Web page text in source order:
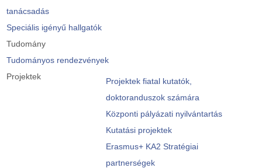
tanácsadás
Speciális igényű hallgatók
Tudomány
Tudományos rendezvények
Projektek
Projektek fiatal kutatók,
doktoranduszok számára
Központi pályázati nyilvántartás
Kutatási projektek
Erasmus+ KA2 Stratégiai
partnerségek